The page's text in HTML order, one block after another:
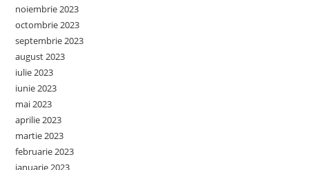
noiembrie 2023
octombrie 2023
septembrie 2023
august 2023
iulie 2023
iunie 2023
mai 2023
aprilie 2023
martie 2023
februarie 2023
ianuarie 2023